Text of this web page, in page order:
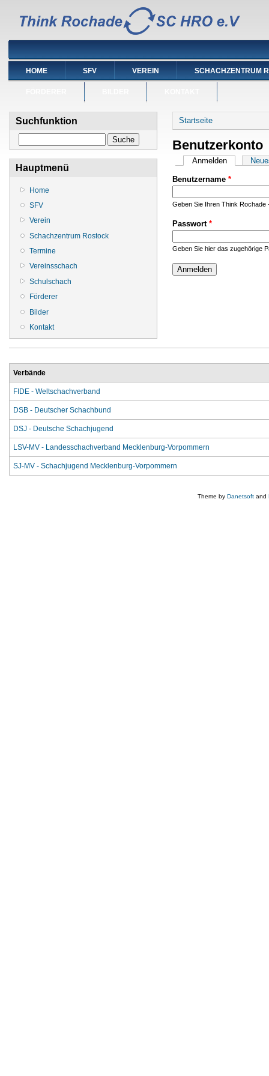
HOME SFV VEREIN SCHACHZENTRUM
Suchfunktion
Hauptmenü
Home
SFV
Verein
Schachzentrum Rostock
Termine
Vereinsschach
Schulschach
Förderer
Bilder
Kontakt
Sie sind hier
Startseite
Benutzerkonto
Haupt-Reiter
Anmelden(aktiver
Benutzername *
Geben Sie Ihren Think Rochade
Passwort *
Geben Sie hier das zugehörige
Verbände
FIDE - Weltschachverband
DSB - Deutscher Schachbund
DSJ - Deutsche Schachjugend
LSV-MV - Landesschachverband Mecklenburg-Vorpommern
SJ-MV - Schachjugend Mecklenburg-Vorpommern
Theme by Danetsoft and